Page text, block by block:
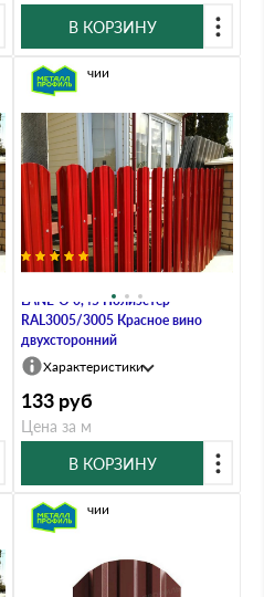
В КОРЗИНУ
LАNE-O 0,45 Полиэстер
RAL3005/3005 Красное вино
двухсторонний
В наличии
Характеристики
133 руб
Цена за м
В КОРЗИНУ
В наличии